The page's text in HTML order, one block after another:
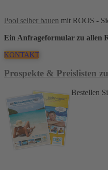
Pool selber bauen mit ROOS -
Ein Anfrageformular zu allen
KONTAKT
Prospekte & Preislisten
Bestellen